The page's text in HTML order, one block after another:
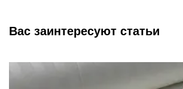
Вас заинтересуют статьи